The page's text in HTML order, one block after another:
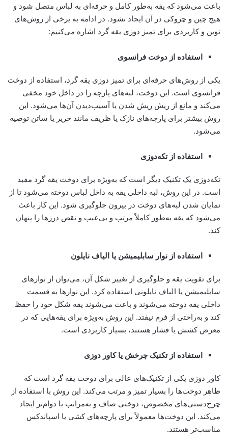
باعث می‌شود که یقه به‌طور کامل و حرفه‌ای به لباس متصل شود و
هیچ چین و چروکی در آن ایجاد نشود. در ادامه به برخی از روش‌های
نوین و کاربردی برای تمیز دوزی یقه گرد اشاره می‌کنیم:
استفاده از دوخت فرانسوی
یکی از روش‌های حرفه‌ای برای تمیز دوزی یقه گرد، استفاده از دوخت
فرانسوی است. این دوخت، لبه‌های پارچه را در داخل خود مخفی
می‌کند و مانع از ریش ریش شدن یا آسیب‌دیدن آن‌ها می‌شود. این
روش بیشتر برای پارچه‌های نازک یا ظریف مانند حریر یا ساتن توصیه
می‌شود.
استفاده از تکه‌دوزی
تکه‌دوزی یک تکنیک دیگر است که به‌ویژه برای دوخت یقه گرد مفید
است. در این روش، لبه داخلی یقه به داخل لباس دوخته می‌شود تا از
نمایان شدن لبه‌های دوخت در بیرون جلوگیری شود. این کار باعث
می‌شود که یقه به‌طور کاملاً مرتب و بی‌عیب و نقص درزها را پنهان
کند.
استفاده از نوار سابلیمیشن یا الیاف نایلون
برای تقویت یقه و جلوگیری از تغییر شکل آن، می‌توان از نوارهای
سابلیمیشن یا الیاف نایلونی استفاده کرد. این نوارها به قسمت
داخلی یقه دوخته می‌شوند و باعث می‌شوند یقه شکل خود را حفظ
کند و به‌راحتی از فرم نیفتد. این روش به‌ویژه برای یقه‌هایی که در
معرض کشش یا فشار هستند، بسیار کاربردی است.
استفاده از تکنیک چرخش یا کاور دوزی
کاور دوزی یکی از تکنیک‌های عالی برای دوخت یقه گرد است که
ظاهر دوخت‌ها را بسیار تمیز و مرتب می‌کند. این روش با استفاده از
چرخ‌دستی‌های مخصوص، دوختی صاف و به‌مراتب با دوام‌تر ایجاد
می‌کند. این دوخت‌ها معمولاً برای پارچه‌های کشی یا اسپاندکس
مناسب‌تر هستند.